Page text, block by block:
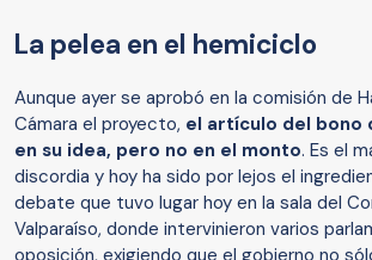
La pelea en el hemiciclo
Aunque ayer se aprobó en la comisión de
Cámara el proyecto, el artículo del bono
en su idea, pero no en el monto. Es el
discordia y hoy ha sido por lejos el
debate que tuvo lugar hoy en la sala del
Valparaíso, donde intervinieron varios